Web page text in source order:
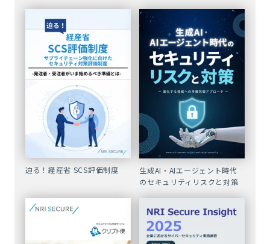
迫る！経産省 SCS評価制度
生成AI・AIエージェント時代
のセキュリティリスクと対策